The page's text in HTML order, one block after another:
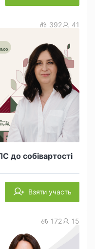
до собівартості
392 41
Взяти участь
172 15